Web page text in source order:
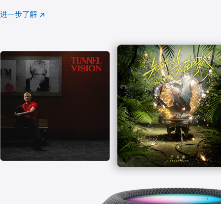
注
进一步了解 Apple
(在
口
中
打
开)